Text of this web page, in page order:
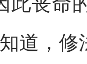
道，